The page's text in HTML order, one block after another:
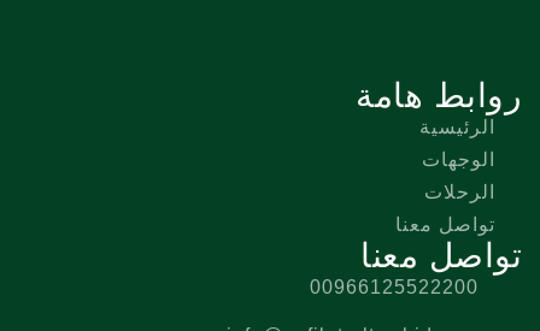
روابط هامة
الرئيسية
الوجهات
الرحلات
تواصل معنا
تواصل معنا
00966125522200